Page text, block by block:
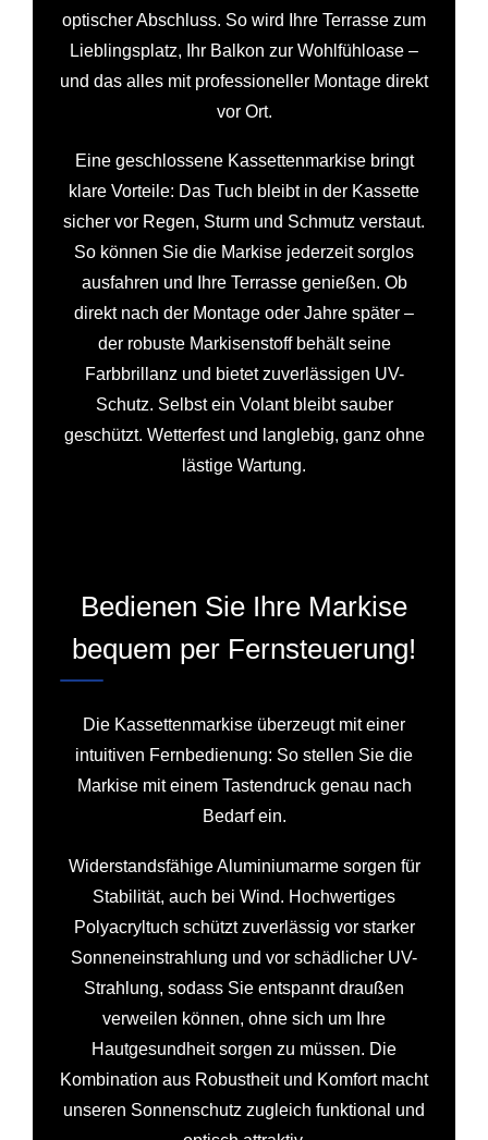
optischer Abschluss. So wird Ihre Terrasse zum
Lieblingsplatz, Ihr Balkon zur Wohlfühloase –
und das alles mit professioneller Montage direkt
vor Ort.
Eine geschlossene Kassettenmarkise bringt
klare Vorteile: Das Tuch bleibt in der Kassette
sicher vor Regen, Sturm und Schmutz verstaut.
So können Sie die Markise jederzeit sorglos
ausfahren und Ihre Terrasse genießen. Ob
direkt nach der Montage oder Jahre später –
der robuste Markisenstoff behält seine
Farbbrillanz und bietet zuverlässigen UV-
Schutz. Selbst ein Volant bleibt sauber
geschützt. Wetterfest und langlebig, ganz ohne
lästige Wartung.
Bedienen Sie Ihre Markise
bequem per Fernsteuerung!
Die Kassettenmarkise überzeugt mit einer
intuitiven Fernbedienung: So stellen Sie die
Markise mit einem Tastendruck genau nach
Bedarf ein.
Widerstandsfähige Aluminiumarme sorgen für
Stabilität, auch bei Wind. Hochwertiges
Polyacryltuch schützt zuverlässig vor starker
Sonneneinstrahlung und vor schädlicher UV-
Strahlung, sodass Sie entspannt draußen
verweilen können, ohne sich um Ihre
Hautgesundheit sorgen zu müssen. Die
Kombination aus Robustheit und Komfort macht
unseren Sonnenschutz zugleich funktional und